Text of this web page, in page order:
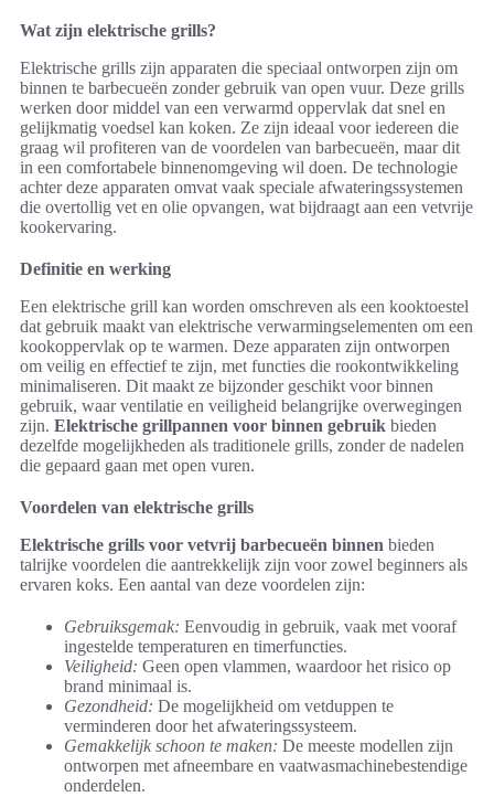
Wat zijn elektrische grills?
Elektrische grills zijn apparaten die speciaal ontworpen zijn om
binnen te barbecueën zonder gebruik van open vuur. Deze grills
werken door middel van een verwarmd oppervlak dat snel en
gelijkmatig voedsel kan koken. Ze zijn ideaal voor iedereen die
graag wil profiteren van de voordelen van barbecueën, maar dit
in een comfortabele binnenomgeving wil doen. De technologie
achter deze apparaten omvat vaak speciale afwateringssystemen
die overtollig vet en olie opvangen, wat bijdraagt aan een vetvrije
kookervaring.
Definitie en werking
Een elektrische grill kan worden omschreven als een kooktoestel
dat gebruik maakt van elektrische verwarmingselementen om een
kookoppervlak op te warmen. Deze apparaten zijn ontworpen
om veilig en effectief te zijn, met functies die rookontwikkeling
minimaliseren. Dit maakt ze bijzonder geschikt voor binnen
gebruik, waar ventilatie en veiligheid belangrijke overwegingen
zijn. Elektrische grillpannen voor binnen gebruik bieden
dezelfde mogelijkheden als traditionele grills, zonder de nadelen
die gepaard gaan met open vuren.
Voordelen van elektrische grills
Elektrische grills voor vetvrij barbecueën binnen bieden
talrijke voordelen die aantrekkelijk zijn voor zowel beginners als
ervaren koks. Een aantal van deze voordelen zijn:
Gebruiksgemak: Eenvoudig in gebruik, vaak met vooraf
ingestelde temperaturen en timerfuncties.
Veiligheid: Geen open vlammen, waardoor het risico op
brand minimaal is.
Gezondheid: De mogelijkheid om vetduppen te
verminderen door het afwateringssysteem.
Gemakkelijk schoon te maken: De meeste modellen zijn
ontworpen met afneembare en vaatwasmachinebestendige
onderdelen.